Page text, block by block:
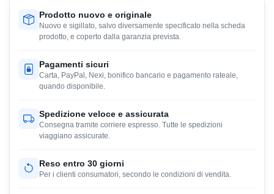
Prodotto nuovo e originale
Nuovo e sigillato, salvo diversamente specificato nella scheda
prodotto, e coperto dalla garanzia prevista.
Pagamenti sicuri
Carta, PayPal, Nexi, bonifico bancario e pagamento rateale,
quando disponibile.
Spedizione veloce e assicurata
Consegna tramite corriere espresso. Tutte le spedizioni
viaggiano assicurate.
Reso entro 30 giorni
Per i clienti consumatori, secondo le condizioni di vendita.